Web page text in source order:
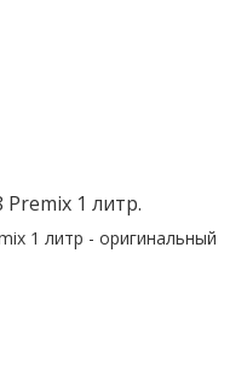
1 литр.
1 литр - оригинальный